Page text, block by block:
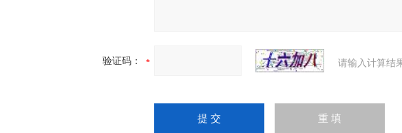
验证码： 请输入计算结